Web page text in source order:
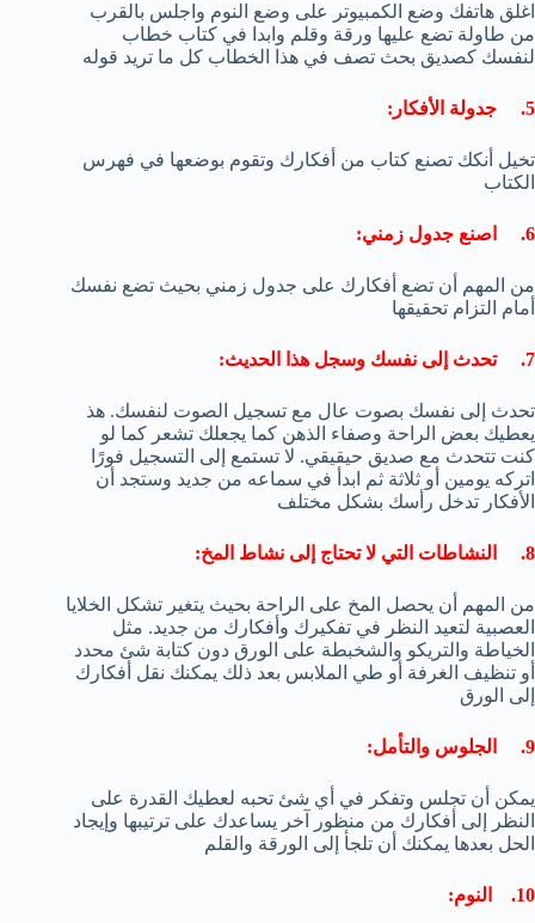
اغلق هاتفك وضع الكمبيوتر على وضع النوم واجلس بالقرب
من طاولة تضع عليها ورقة وقلم وابدا في كتاب خطاب
لنفسك كصديق بحث تصف في هذا الخطاب كل ما تريد قوله
5. جدولة الأفكار:
تخيل أنكك تصنع كتاب من أفكارك وتقوم بوضعها في فهرس
الكتاب
6. اصنع جدول زمني:
من المهم أن تضع أفكارك على جدول زمني بحيث تضع نفسك
أمام التزام تحقيقها
7. تحدث إلى نفسك وسجل هذا الحديث:
تحدث إلى نفسك بصوت عال مع تسجيل الصوت لنفسك. هذ
يعطيك بعض الراحة وصفاء الذهن كما يجعلك تشعر كما لو
كنت تتحدث مع صديق حيقيقي. لا تستمع إلى التسجيل فورًا
اتركه يومين أو ثلاثة ثم ابدأ في سماعه من جديد وستجد أن
الأفكار تدخل رأسك بشكل مختلف
8. النشاطات التي لا تحتاج إلى نشاط المخ:
من المهم أن يحصل المخ على الراحة بحيث يتغير تشكل الخلايا
العصبية لتعيد النظر في تفكيرك وأفكارك من جديد. مثل
الخياطة والتريكو والشخبطة على الورق دون كتابة شئ محدد
أو تنظيف الغرفة أو طي الملابس بعد ذلك يمكنك نقل أفكارك
إلى الورق
9. الجلوس والتأمل:
يمكن أن تجلس وتفكر في أي شئ تحبه لعطيك القدرة على
النظر إلى أفكارك من منظور آخر يساعدك على ترتيبها وإيجاد
الحل بعدها يمكنك أن تلجأ إلى الورقة والقلم
10. النوم: